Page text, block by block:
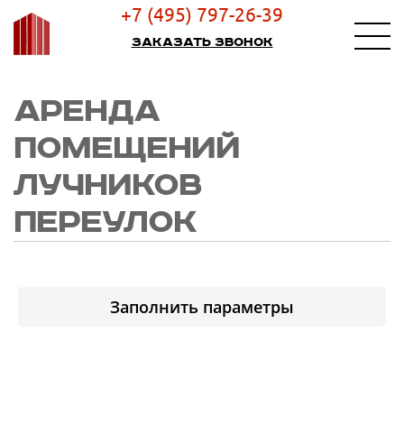
+7 (495) 797-26-39
Заказать звонок
АРЕНДА
ПОМЕЩЕНИЙ
ЛУЧНИКОВ
ПЕРЕУЛОК
Заполнить параметры